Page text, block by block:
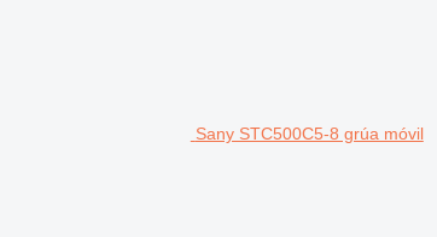
Sany STC500C5-8 grúa móvil